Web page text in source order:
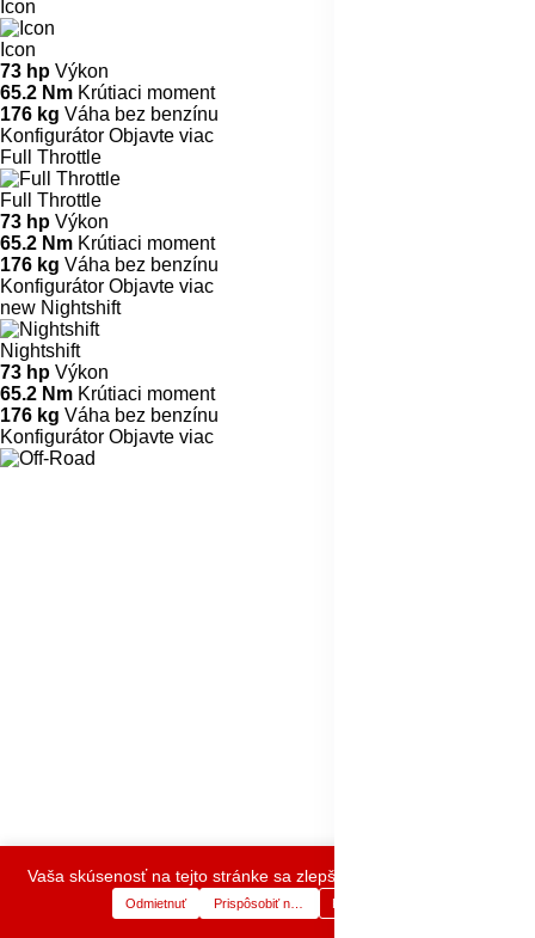
Icon
Icon
73 hp Výkon
65.2 Nm Krútiaci moment
176 kg Váha bez benzínu
Konfigurátor Objavte viac
Full Throttle
Full Throttle
73 hp Výkon
65.2 Nm Krútiaci moment
176 kg Váha bez benzínu
Konfigurátor Objavte viac
new Nightshift
Nightshift
73 hp Výkon
65.2 Nm Krútiaci moment
176 kg Váha bez benzínu
Konfigurátor Objavte viac
Kategórie 0
Košík Zoznam prianí
Vaša skúsenosť na tejto stránke sa zlepší povolením cookies.
Odmietnuť Prispôsobiť nastaveniaPrijať cookies